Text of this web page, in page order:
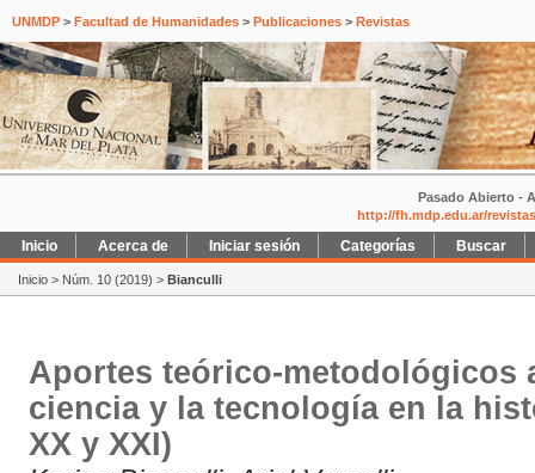
UNMDP > Facultad de Humanidades > Publicaciones > Revistas
Pasado Abierto -
http://fh.mdp.edu.ar/
Inicio Acerca de Iniciar sesión Categorías Buscar
Inicio > Núm. 10 (2019) > Bianculli
Aportes teórico-metodológicos
ciencia y la tecnología en la
XX y XXI)